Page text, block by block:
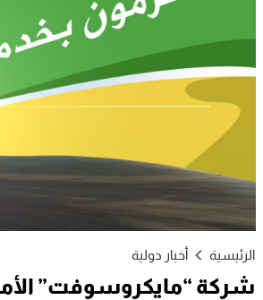
الرئيسية أخبار دولية
شركة “مايكروسوفت”